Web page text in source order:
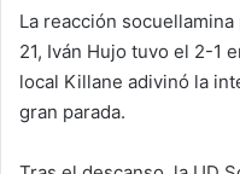
La reacción
21, Iván Hujo tuvo el 2-1
local Killane adivinó la
gran parada.